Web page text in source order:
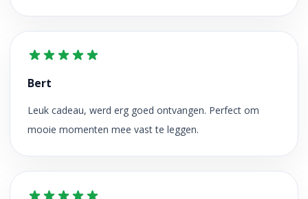
Bert
Leuk cadeau, werd erg goed ontvangen. Perfect om
mooie momenten mee vast te leggen.